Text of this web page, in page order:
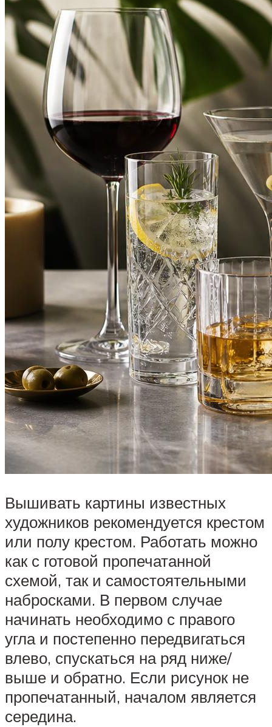
Вышивать картины известных
художников рекомендуется крестом
или полу крестом. Работать можно
как с готовой пропечатанной
схемой, так и самостоятельными
набросками. В первом случае
начинать необходимо с правого
угла и постепенно передвигаться
влево, спускаться на ряд ниже/
выше и обратно. Если рисунок не
пропечатанный, началом является
середина.